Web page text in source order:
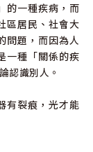
的一種疾病，而
區居民、社會大
問題，而因為人
一種「關係的疾
認識別人。
裂痕，光才能